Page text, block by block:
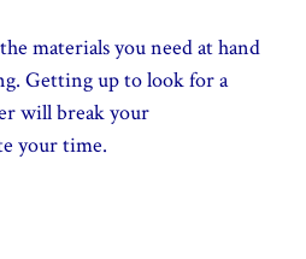
materials you need at hand
Getting up to look for a
will break your
your time.